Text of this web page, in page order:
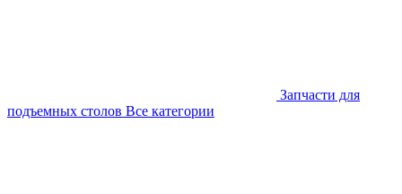
Запчасти для
подъемных столов Все категории